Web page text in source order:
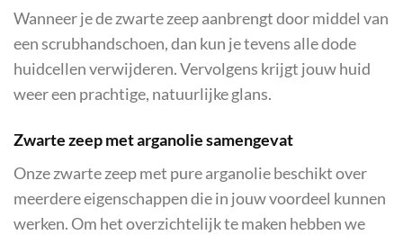
Wanneer je de zwarte zeep aanbrengt door middel van
een scrubhandschoen, dan kun je tevens alle dode
huidcellen verwijderen. Vervolgens krijgt jouw huid
weer een prachtige, natuurlijke glans.
Zwarte zeep met arganolie samengevat
Onze zwarte zeep met pure arganolie beschikt over
meerdere eigenschappen die in jouw voordeel kunnen
werken. Om het overzichtelijk te maken hebben we